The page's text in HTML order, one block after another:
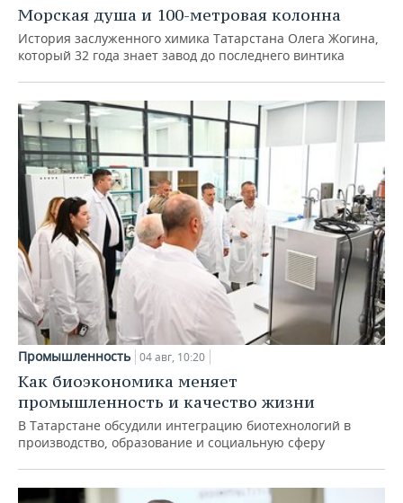
Морская душа и 100-метровая колонна
История заслуженного химика Татарстана Олега Жогина,
который 32 года знает завод до последнего винтика
Промышленность 04 авг, 10:20
Как биоэкономика меняет
промышленность и качество жизни
В Татарстане обсудили интеграцию биотехнологий в
производство, образование и социальную сферу